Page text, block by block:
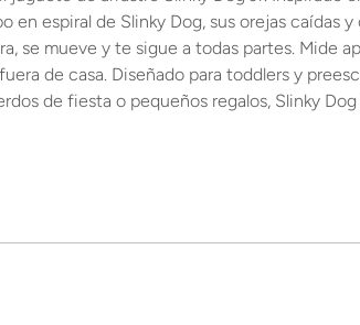
espiral de Slinky Dog, sus orejas caídas
se mueve y te sigue a todas partes. Mide
de casa. Diseñado para toddlers y
de fiesta o pequeños regalos, Slinky